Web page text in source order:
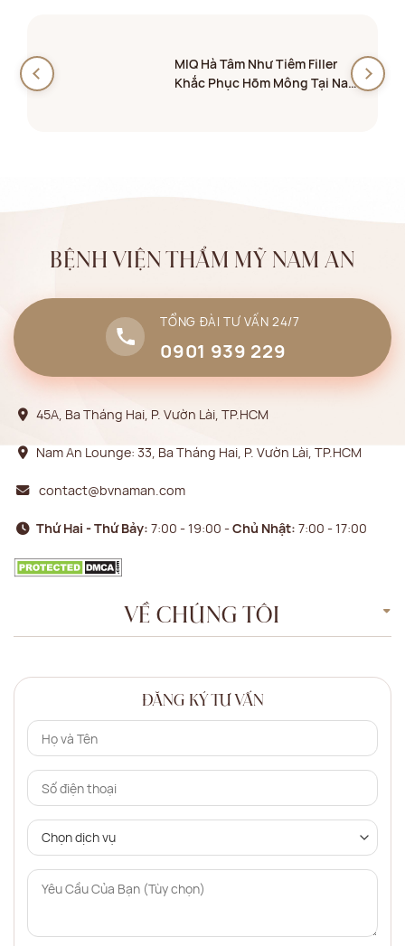
MIQ Hà Tâm Như Tiêm Filler
Khắc Phục Hõm Mông Tại Nam
BỆNH VIỆN THẨM MỸ NAM AN
TỔNG ĐÀI TƯ VẤN 24/7
0901 939 229
45A, Ba Tháng Hai, P. Vườn Lài, TP.HCM
Nam An Lounge: 33, Ba Tháng Hai, P. Vườn Lài, TP.HCM
contact@bvnaman.com
Thứ Hai - Thứ Bảy: 7:00 - 19:00 -Chủ Nhật: 7:00 - 17:00
VỀ CHÚNG TÔI
ĐĂNG KÝ TƯ VẤN